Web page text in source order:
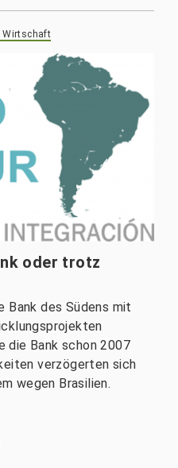
Wirtschaft
oder trotz
Bank des Südens mit
die Bank schon 2007
verzögerten sich
wegen Brasilien.